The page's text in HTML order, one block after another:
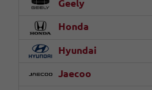
Geely
Honda
Hyundai
Jaecoo